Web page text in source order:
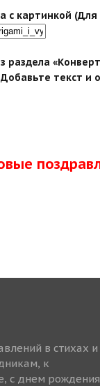
с картинкой
текст и
в стихах и
к
с днем